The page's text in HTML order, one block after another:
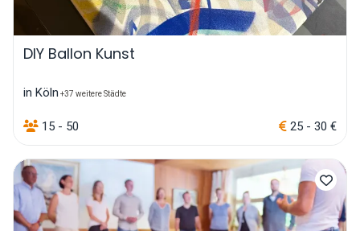
DIY Ballon Kunst
in Köln +37 weitere Städte
15 - 50 25 - 30 €